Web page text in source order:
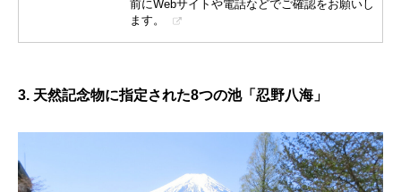
前にWebサイトや電話などでご確認をお願いし
ます。
3. 天然記念物に指定された8つの池「忍野八海」